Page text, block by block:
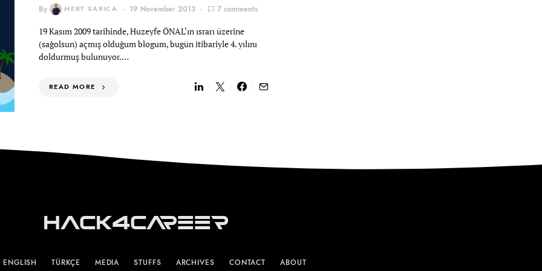
By MERT SARICA 19 November 2013 7 comments
19 Kasım 2009 tarihinde, Huzeyfe ÖNAL‘ın ısrarı üzerine
(sağolsun) açmış olduğum blogum, bugün itibariyle 4. yılını
doldurmuş bulunuyor.…
READ MORE
Hack4Career
ENGLISH TÜRKÇE MEDIA STUFFS ARCHIVES CONTACT ABOUT